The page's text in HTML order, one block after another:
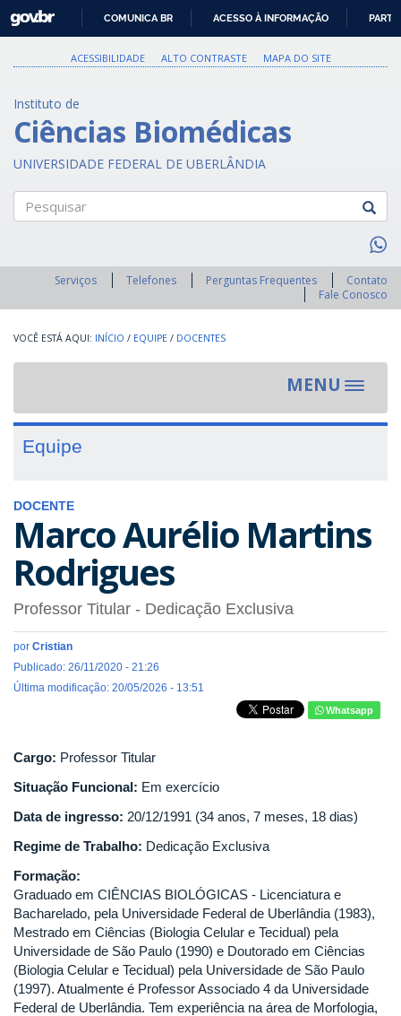
PARA
O
GOVBR
COMUNICA BR ACESSO À INFORMAÇÃO
ACESSIBILIDADE ALTO CONTRASTE MAPA DO SITE
Instituto de
Ciências Biomédicas
UNIVERSIDADE FEDERAL DE UBERLÂNDIA
Serviços Telefones Perguntas Frequentes
Contato
Fale Conosco
INÍCIO / EQUIPE / DOCENTES
MENU
Toggle
Equipe
DOCENTE
Marco Aurélio Martins
Rodrigues
Professor Titular - Dedicação Exclusiva
por Cristian
Publicado: 26/11/2020 - 21:26
Última modificação: 20/05/2026 - 13:51
Whatsapp
Cargo: Professor Titular
Situação Funcional: Em exercício
Data de ingresso: 20/12/1991 (34 anos, 7 meses, 18 dias)
Regime de Trabalho: Dedicação Exclusiva
Formação:
Graduado em CIÊNCIAS BIOLÓGICAS - Licenciatura e
Bacharelado, pela Universidade Federal de Uberlândia (1983),
Mestrado em Ciências (Biologia Celular e Tecidual) pela
Universidade de São Paulo (1990) e Doutorado em Ciências
(Biologia Celular e Tecidual) pela Universidade de São Paulo
(1997). Atualmente é Professor Associado 4 da Universidade
Federal de Uberlândia. Tem experiência na área de Morfologia,